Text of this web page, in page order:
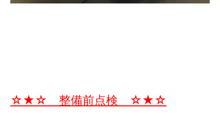
☆★☆ 整備前点検 ☆★☆